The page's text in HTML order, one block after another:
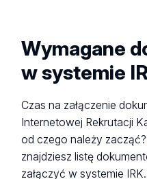
Wymagane
w systemie
Czas na załączenie
Internetowej Rekrutacji
od czego należy
znajdziesz listę
załączyć w systemie IRK.